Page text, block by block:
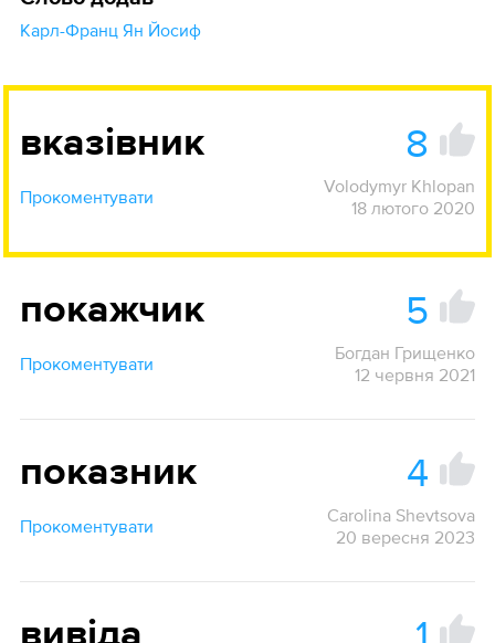
Карл-Франц Ян Йосиф
вказівник 8
Прокоментувати
Volodymyr Khlopan
18 лютого 2020
покажчик 5
Прокоментувати
Богдан Грищенко
12 червня 2021
показник 4
Прокоментувати
Carolina Shevtsova
20 вересня 2023